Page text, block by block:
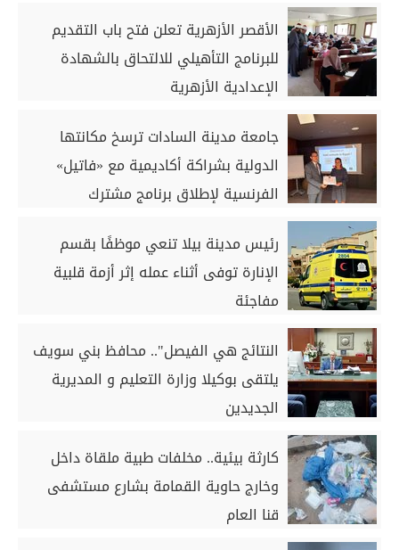
الأقصر الأزهرية تعلن فتح باب التقديم
للبرنامج التأهيلي للالتحاق بالشهادة
الإعدادية الأزهرية
جامعة مدينة السادات ترسخ مكانتها
الدولية بشراكة أكاديمية مع «فاتيل»
الفرنسية لإطلاق برنامج مشترك
رئيس مدينة بيلا تنعي موظفًا بقسم
الإنارة توفى أثناء عمله إثر أزمة قلبية
مفاجئة
النتائج هي الفيصل".. محافظ بني سويف
يلتقى بوكيلا وزارة التعليم و المديرية
الجديدين
كارثة بيئية.. مخلفات طبية ملقاة داخل
وخارج حاوية القمامة بشارع مستشفى
قنا العام